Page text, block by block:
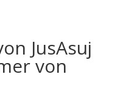
JusAsuj
von